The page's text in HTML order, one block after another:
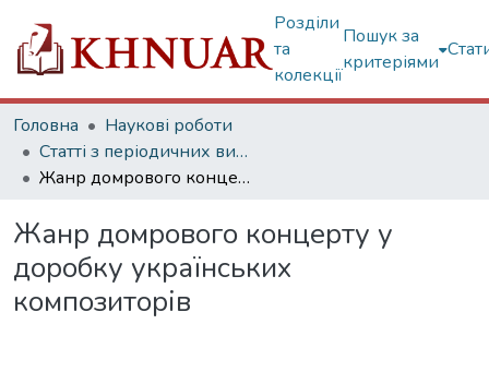
Розділи
та
колекції
Пошук за
критеріями
Головна
Наукові роботи
Статті з періодичних видань
Жанр домрового концерту у доробку українських композиторів
Жанр домрового концерту у
доробку українських
композиторів